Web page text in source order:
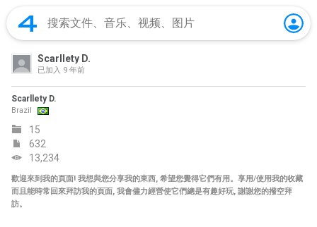
Scarllety D.
已加入 9 年前
Scarllety D.
Brazil
15
632
13,234
歡迎來到我的頁面! 我想與您分享我的東西, 希望您覺得它們有用。享用/使用我的收藏
而且能時常回來拜訪我的頁面, 我會儘力經營使它們總是有趣好玩, 謝謝您的撥空拜
訪。